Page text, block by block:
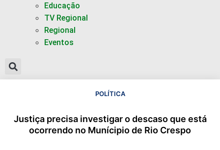
Educação
TV Regional
Regional
Eventos
POLÍTICA
Justiça precisa investigar o descaso que está
ocorrendo no Munícipio de Rio Crespo